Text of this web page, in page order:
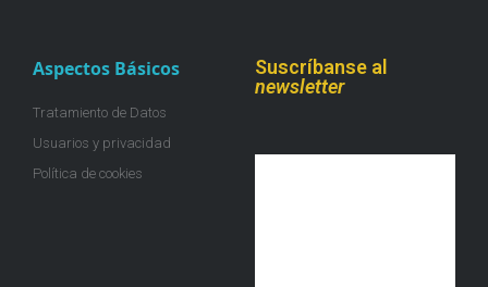
Aspectos Básicos
Tratamiento de Datos
Usuarios y privacidad
Política de cookies
Suscríbanse al
newsletter